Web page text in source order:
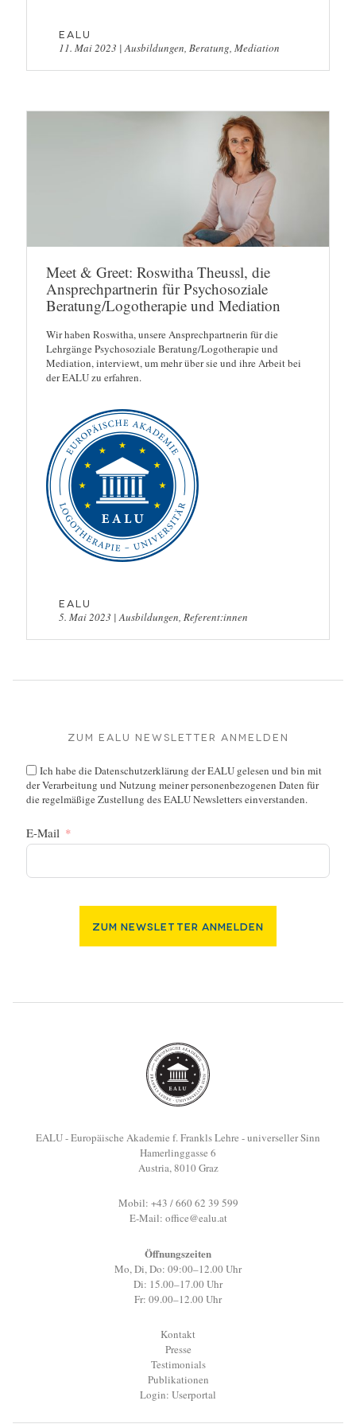
EALU
11. Mai 2023 |Ausbildungen, Beratung, Mediation
Meet & Greet: Roswitha Theussl, die
Ansprechpartnerin für Psychosoziale
Beratung/Logotherapie und Mediation
Wir haben Roswitha, unsere Ansprechpartnerin für die
Lehrgänge Psychosoziale Beratung/Logotherapie und
Mediation, interviewt, um mehr über sie und ihre Arbeit bei
der EALU zu erfahren.
EALU
5. Mai 2023 |Ausbildungen, Referent:innen
Zum EALU Newsletter anmelden
Ich habe dieDatenschutzerklärung der EALU gelesen und bin mit
der Verarbeitung und Nutzung meiner personenbezogenen Daten für
die regelmäßige Zustellung des EALU Newsletters einverstanden.
E-Mail
Zum Newsletter Anmelden
EALU - Europäische Akademie f. Frankls Lehre - universeller Sinn
Hamerlinggasse 6
Austria, 8010 Graz
Mobil: +43 / 660 62 39 599
E-Mail: office@ealu.at
Öffnungszeiten
Mo, Di, Do: 09:00–12.00 Uhr
Di: 15.00–17.00 Uhr
Fr: 09.00–12.00 Uhr
Kontakt
Presse
Testimonials
Publikationen
Login: Userportal